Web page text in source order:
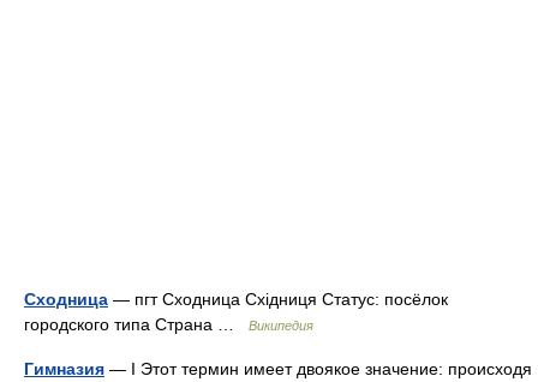
Сходница — пгт Сходница Східниця Статус: посёлок
городского типа Страна …
Википедия
Гимназия — I Этот термин имеет двоякое значение: происходя